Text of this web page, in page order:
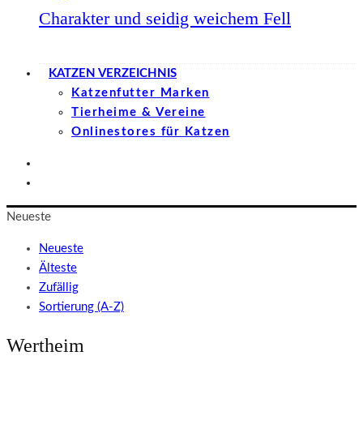
Charakter und seidig weichem Fell
KATZEN VERZEICHNIS
Katzenfutter Marken
Tierheime & Vereine
Onlinestores für Katzen
Neueste
Neueste
Älteste
Zufällig
Sortierung (A-Z)
Wertheim